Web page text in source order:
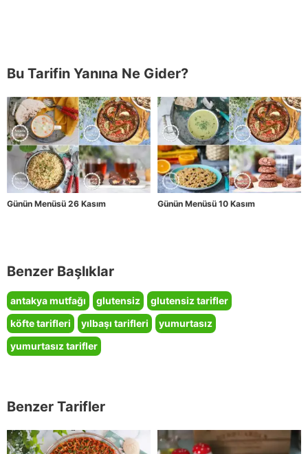
Bu Tarifin Yanına Ne Gider?
Günün Menüsü 26 Kasım Günün Menüsü 10 Kasım
Benzer Başlıklar
antakya mutfağı glutensiz
glutensiz tarifler
köfte tarifleri
yılbaşı tarifleri
yumurtasız
yumurtasız tarifler
Benzer Tarifler